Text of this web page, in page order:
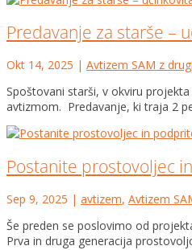
Predavanje za starše –
Okt 14, 2025 | Avtizem SAM z
Spoštovani starši, v okviru
avtizmom. Predavanje, ki traja 2
Postanite prostovoljec
Sep 9, 2025 | avtizem, Avtizem
Še preden se poslovimo od
Prva in druga generacija